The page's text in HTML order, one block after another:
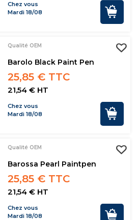
Chez vous
Mardi 18/08
Qualité OEM
Barolo Black Paint Pen
25,85 € TTC
21,54 € HT
Chez vous
Mardi 18/08
Qualité OEM
Barossa Pearl Paintpen
25,85 € TTC
21,54 € HT
Chez vous
Mardi 18/08